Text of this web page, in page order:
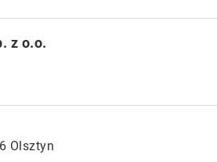
z o.o.
Olsztyn